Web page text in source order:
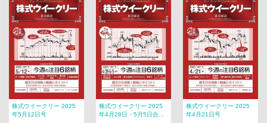
株式ウイークリー 2025
年5月12日号
株式ウイークリー 2025
年4月28日・5月5日合...
株式ウイークリー 2025
年4月21日号